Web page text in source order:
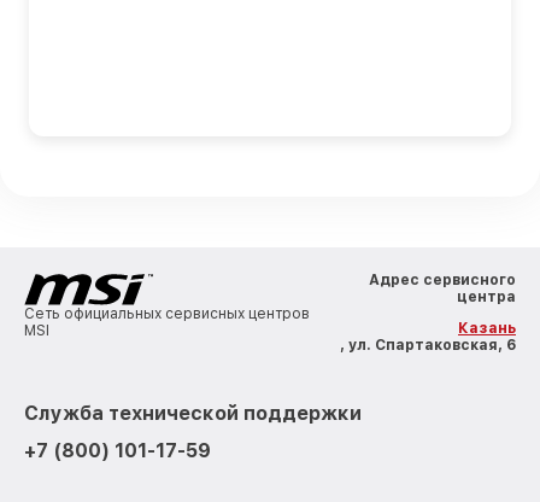
Сеть официальных сервисных центров
MSI
Адрес сервисного
центра
Казань
, ул. Спартаковская, 6
Служба технической поддержки
+7 (800) 101-17-59